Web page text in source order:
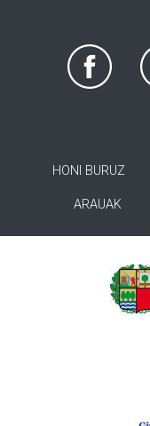
HONI BURUZ
ARAUAK